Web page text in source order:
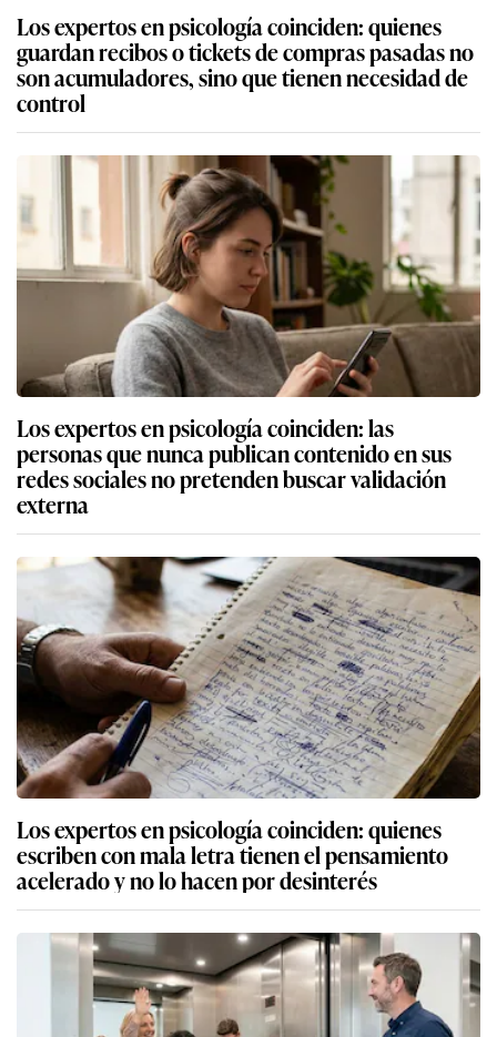
Los expertos en psicología coinciden: quienes
guardan recibos o tickets de compras pasadas no
son acumuladores, sino que tienen necesidad de
control
Los expertos en psicología coinciden: las
personas que nunca publican contenido en sus
redes sociales no pretenden buscar validación
externa
Los expertos en psicología coinciden: quienes
escriben con mala letra tienen el pensamiento
acelerado y no lo hacen por desinterés